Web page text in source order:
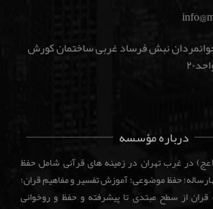
جوانمردان نبش فرساد غربی ساختمان کورش
درباره مؤسسه
در غرب تهران در زمینه های قرآنی شامل حفظ
حفظ موضوعی؛ آموزش تفسیر و مفاهیم قران؛
از سطح مبتدی تا پیشرفته و حفظ و روخوانی